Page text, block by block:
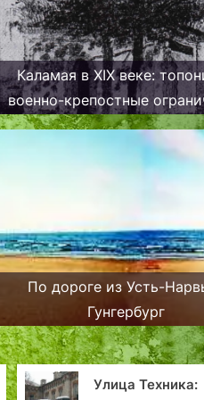
Каламая в XIX веке:
военно-крепостные
и первые признаки
благоустройства
По дороге из Усть-
Гунгербург
Драконы с